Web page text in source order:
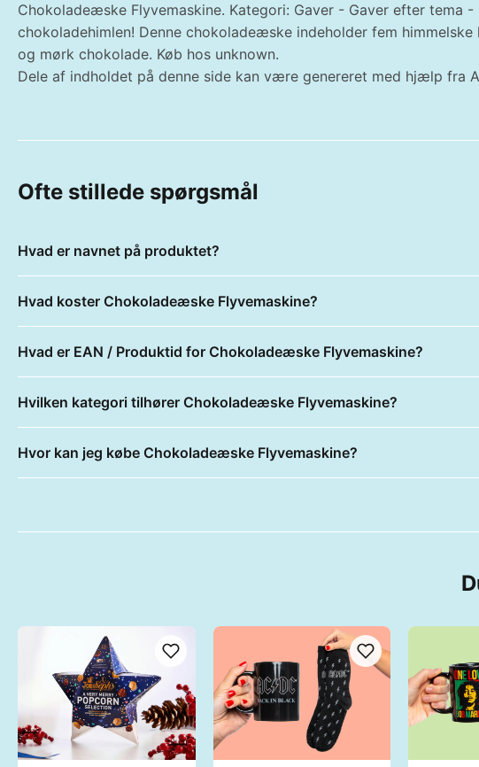
Chokoladeæske Flyvemaskine. Kategori: Gaver - Gaver efter
chokoladehimlen! Denne chokoladeæske indeholder fem
og mørk chokolade. Køb hos unknown.
Dele af indholdet på denne side kan være genereret med hjælp fra
Ofte stillede spørgsmål
Hvad er navnet på produktet?
Hvad koster Chokoladeæske Flyvemaskine?
Hvad er EAN / Produktid for Chokoladeæske Flyvemaskine?
Hvilken kategori tilhører Chokoladeæske Flyvemaskine?
Hvor kan jeg købe Chokoladeæske Flyvemaskine?